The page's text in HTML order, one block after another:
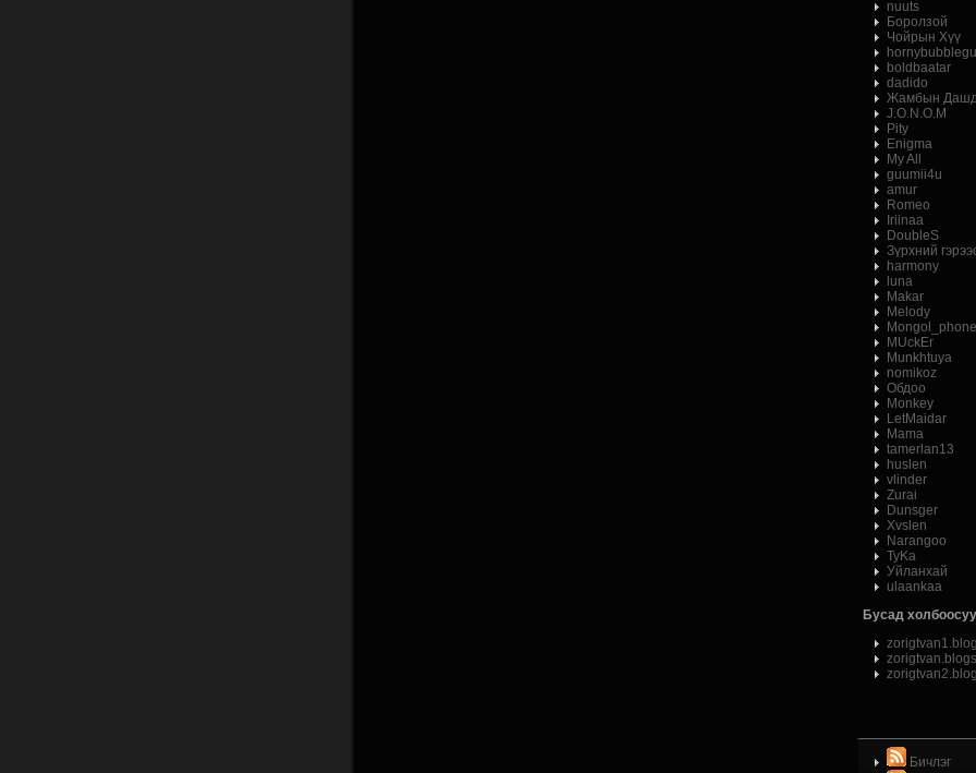
nuuts
Боролзой
Чойрын Хүү
boldbaatar
dadido
Жамбын
J.O.N.O.M
Pity
Enigma
My All
guumii4u
amur
Romeo
Iriinaa
DoubleS
Зүрхний
harmony
luna
Makar
Melody
Mongol_phone
MUckEr
Munkhtuya
nomikoz
Обдоо
Monkey
LetMaidar
Mama
tamerlan13
huslen
vlinder
Zurai
Dunsger
Xvslen
Narangoo
ТуKа
Уйланхай
ulaankaa
Бусад
Бичлэг